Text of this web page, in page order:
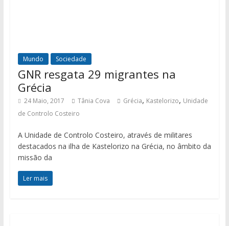
Mundo Sociedade
GNR resgata 29 migrantes na
Grécia
24 Maio, 2017 Tânia Cova Grécia, Kastelorizo, Unidade
de Controlo Costeiro
A Unidade de Controlo Costeiro, através de militares
destacados na ilha de Kastelorizo na Grécia, no âmbito da
missão da
Ler mais